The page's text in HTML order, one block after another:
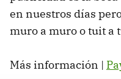
en nuestros días
muro a muro o tuit a
Más información |